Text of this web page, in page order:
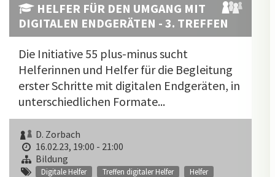
HELFER FÜR DEN UMGANG MIT
DIGITALEN ENDGERÄTEN - 3. TREFFEN
Die Initiative 55 plus-minus sucht
Helferinnen und Helfer für die Begleitung
erster Schritte mit digitalen Endgeräten, in
unterschiedlichen Formate...
D. Zorbach
16.02.23, 19:00 - 21:00
Bildung
Digitale Helfer Treffen digitaler Helfer
Helfer